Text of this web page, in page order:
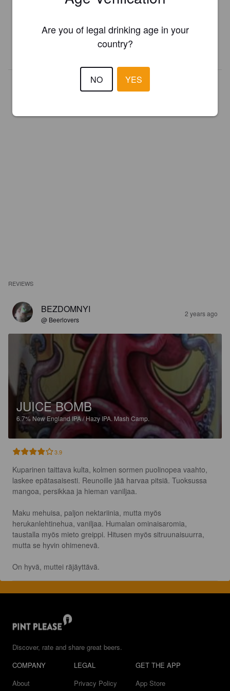
REGISTER YOUR BREWERY
REVIEWS
BEZDOMNYI
@ Beerlovers
2 years ago
JUICE BOMB
6.7% New England IPA / Hazy IPA. Mash Camp.
3.9
Kuparinen taittava kulta, kolmen sormen puolinopea vaahto,
laskee epätasaisesti. Reunoille jää harvaa pitsiä. Tuoksussa
mangoa, persikkaa ja hieman vaniljaa.
Maku mehuisa, paljon nektariinia, mutta myös
herukanlehtinehua, vaniljaa. Humalan ominaisaromia,
taustalla myös mieto greippi. Hitusen myös sitruunaisuurra,
mutta se hyvin ohimenevä.
On hyvä, muttei räjäyttävä.
Discover, rate and share great beers.
COMPANY
About
LEGAL
Privacy Policy
GET THE APP
App Store
Are you of legal drinking age in your
country?
NO YES